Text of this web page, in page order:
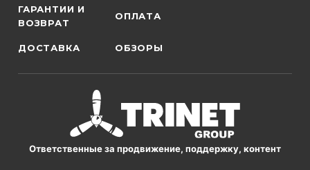
ГАРАНТИИ И
ВОЗВРАТ
ОПЛАТА
ДОСТАВКА ОБЗОРЫ
Ответственные за продвижение, поддержку, контент